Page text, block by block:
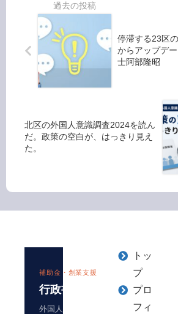
ん
だ。
政策
の空
白
見え
た。
停滞する23区
からアップデ
士阿部隆昭
北区の外国人意識調査2024を読ん
だ。政策の空白が、はっきり見え
た。
補助金・創業支援
行政書士阿部総合事務所
外国人雇用と補助金は、中小企業の経
トッ
プ
プロ
フィ